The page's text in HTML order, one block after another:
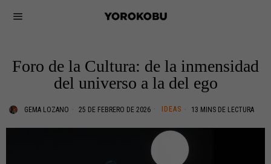
Foro de la Cultura: de la inmensidad
del universo a la del ego
GEMA LOZANO 25 DE FEBRERO DE 2026 IDEAS 13 MINS DE LECTURA